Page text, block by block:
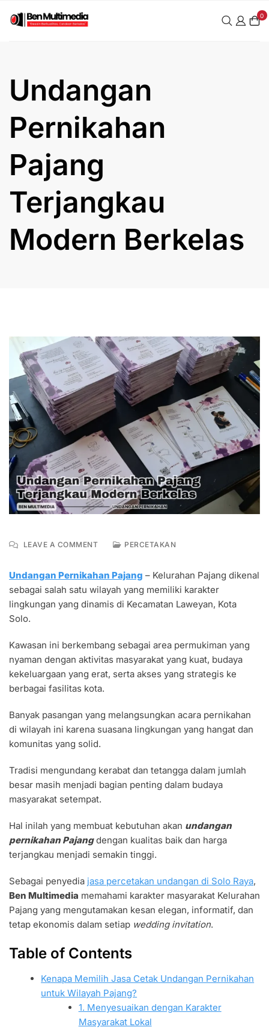
0
Undangan
Pernikahan
Pajang
Terjangkau
Modern Berkelas
LEAVE A COMMENTON
PAJANG
TERJANGKAU
MODERN
PERCETAKAN
Undangan Pernikahan Pajang – Kelurahan Pajang dikenal
sebagai salah satu wilayah yang memiliki karakter
lingkungan yang dinamis di Kecamatan Laweyan, Kota
Solo.
Kawasan ini berkembang sebagai area permukiman yang
nyaman dengan aktivitas masyarakat yang kuat, budaya
kekeluargaan yang erat, serta akses yang strategis ke
berbagai fasilitas kota.
Banyak pasangan yang melangsungkan acara pernikahan
di wilayah ini karena suasana lingkungan yang hangat dan
komunitas yang solid.
Tradisi mengundang kerabat dan tetangga dalam jumlah
besar masih menjadi bagian penting dalam budaya
masyarakat setempat.
Hal inilah yang membuat kebutuhan akan undangan
pernikahan Pajangdengan kualitas baik dan harga
terjangkau menjadi semakin tinggi.
Sebagai penyedia jasa percetakan undangan di Solo Raya,
Ben Multimedia memahami karakter masyarakat Kelurahan
Pajang yang mengutamakan kesan elegan, informatif, dan
tetap ekonomis dalam setiap wedding invitation.
Table of Contents
Kenapa Memilih Jasa Cetak Undangan Pernikahan
untuk Wilayah Pajang?
1. Menyesuaikan dengan Karakter
Masyarakat Lokal